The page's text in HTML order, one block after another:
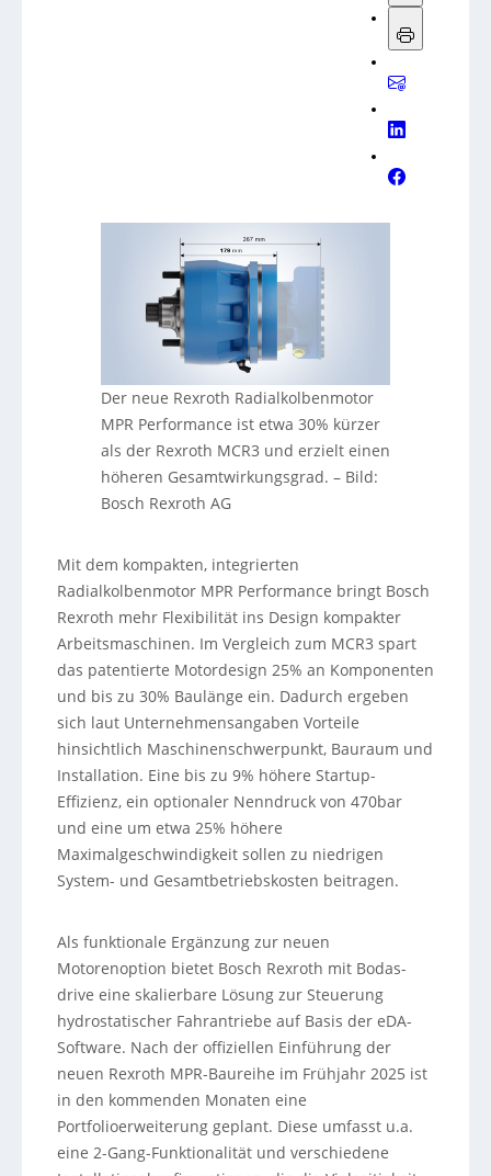
Der neue Rexroth Radialkolbenmotor
MPR Performance ist etwa 30% kürzer
als der Rexroth MCR3 und erzielt einen
höheren Gesamtwirkungsgrad. – Bild:
Bosch Rexroth AG
Mit dem kompakten, integrierten
Radialkolbenmotor MPR Performance bringt Bosch
Rexroth mehr Flexibilität ins Design kompakter
Arbeitsmaschinen. Im Vergleich zum MCR3 spart
das patentierte Motordesign 25% an Komponenten
und bis zu 30% Baulänge ein. Dadurch ergeben
sich laut Unternehmensangaben Vorteile
hinsichtlich Maschinenschwerpunkt, Bauraum und
Installation. Eine bis zu 9% höhere Startup-
Effizienz, ein optionaler Nenndruck von 470bar
und eine um etwa 25% höhere
Maximalgeschwindigkeit sollen zu niedrigen
System- und Gesamtbetriebskosten beitragen.
Als funktionale Ergänzung zur neuen
Motorenoption bietet Bosch Rexroth mit Bodas-
drive eine skalierbare Lösung zur Steuerung
hydrostatischer Fahrantriebe auf Basis der eDA-
Software. Nach der offiziellen Einführung der
neuen Rexroth MPR-Baureihe im Frühjahr 2025 ist
in den kommenden Monaten eine
Portfolioerweiterung geplant. Diese umfasst u.a.
eine 2-Gang-Funktionalität und verschiedene